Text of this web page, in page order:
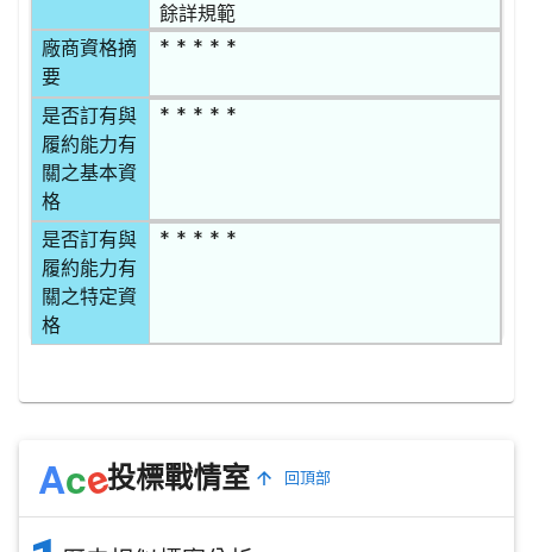
餘詳規範
廠商資格摘
要
* * * * *
是否訂有與
履約能力有
關之基本資
格
* * * * *
是否訂有與
履約能力有
關之特定資
格
* * * * *
Ace投標戰情室 回頂部